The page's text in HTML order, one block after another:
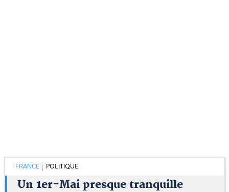
FRANCE POLITIQUE
Un 1er-Mai presque tranquille